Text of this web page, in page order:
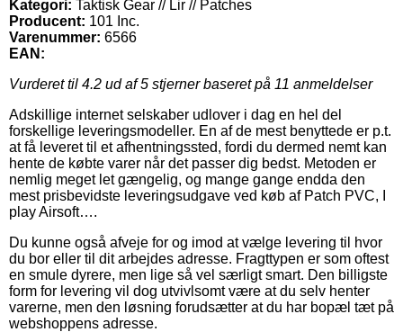
Kategori: Taktisk Gear // Lir // Patches
Producent: 101 Inc.
Varenummer: 6566
EAN:
Vurderet til 4.2 ud af 5 stjerner baseret på 11 anmeldelser
Adskillige internet selskaber udlover i dag en hel del
forskellige leveringsmodeller. En af de mest benyttede er p.t.
at få leveret til et afhentningssted, fordi du dermed nemt kan
hente de købte varer når det passer dig bedst. Metoden er
nemlig meget let gængelig, og mange gange endda den
mest prisbevidste leveringsudgave ved køb af Patch PVC, I
play Airsoft….
Du kunne også afveje for og imod at vælge levering til hvor
du bor eller til dit arbejdes adresse. Fragttypen er som oftest
en smule dyrere, men lige så vel særligt smart. Den billigste
form for levering vil dog utvivlsomt være at du selv henter
varerne, men den løsning forudsætter at du har bopæl tæt på
webshoppens adresse.